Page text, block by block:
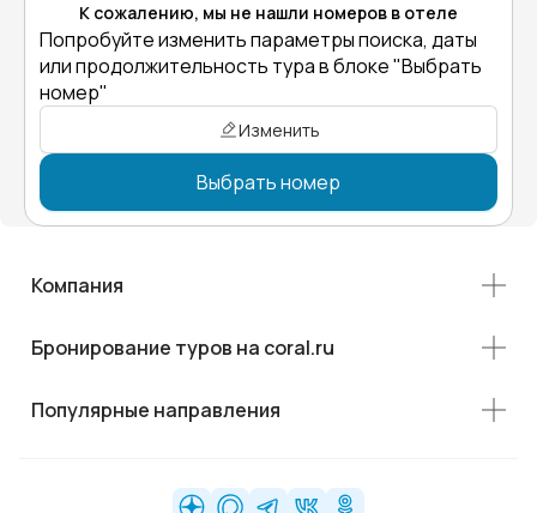
К сожалению, мы не нашли номеров в отеле
Попробуйте изменить параметры поиска, даты
или продолжительность тура в блоке "Выбрать
номер"
Изменить
Выбрать номер
Компания
Бронирование туров на coral.ru
Популярные направления